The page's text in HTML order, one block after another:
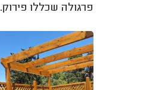
פרגולה שכללו פירוק.